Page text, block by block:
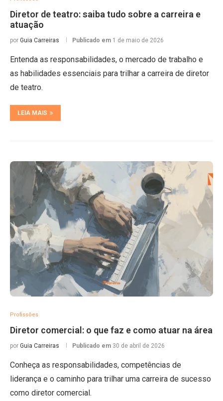
Diretor de teatro: saiba tudo sobre a carreira e
atuação
por Guia Carreiras Publicado em 1 de maio de 2026
Entenda as responsabilidades, o mercado de trabalho e
as habilidades essenciais para trilhar a carreira de diretor
de teatro.
LEIA MAIS
Profissões
Diretor comercial: o que faz e como atuar na área
por Guia Carreiras Publicado em 30 de abril de 2026
Conheça as responsabilidades, competências de
liderança e o caminho para trilhar uma carreira de sucesso
como diretor comercial.